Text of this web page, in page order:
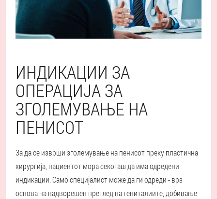
ИНДИКАЦИИ ЗА
ОПЕРАЦИЈА ЗА
ЗГОЛЕМУВАЊЕ НА
ПЕНИСОТ
За да се изврши зголемување на пенисот преку пластична
хирургија, пациентот мора секогаш да има одредени
индикации. Само специјалист може да ги одреди - врз
основа на надворешен преглед на гениталиите, добивање